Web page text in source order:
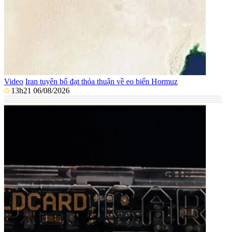
Video Iran tuyên bố đạt thỏa thuận về eo biển Hormuz
13h21 06/08/2026